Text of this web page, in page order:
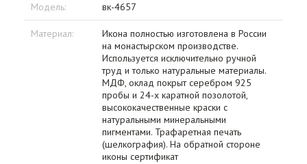
Модель: вк-4657
Материал:
Икона полностью изготовлена в России
на монастырском производстве.
Используется исключительно ручной
труд и только натуральные материалы.
МДФ, оклад покрыт серебром 925
пробы и 24-х каратной позолотой,
высококачественные краски с
натуральными минеральными
пигментами. Трафаретная печать
(шелкография). На обратной стороне
иконы сертификат